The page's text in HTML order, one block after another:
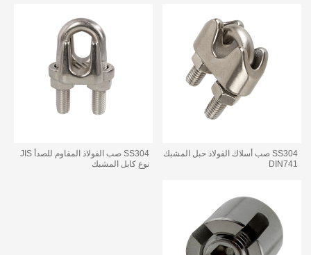
SS304 صب أسلاك الفولاذ حبل المشبك
DIN741
SS304 صب الفولاذ المقاوم للصدأ JIS
نوع كابل المشبك